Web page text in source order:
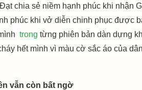
chia sẻ niềm hạnh phúc khi nhận
phúc khi vở diễn chinh phục được
trong từng phiên bản dàn dựng
hết mình vì màu cờ sắc áo của
vẫn còn bất ngờ